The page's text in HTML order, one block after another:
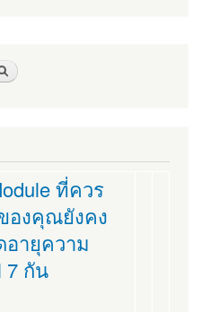
ที่ควร
องคุณยังคง
อายุความ
7 กัน